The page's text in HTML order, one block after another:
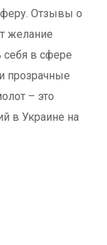
Отзывы о
желание
себя в сфере
прозрачные
– это
в Украине на